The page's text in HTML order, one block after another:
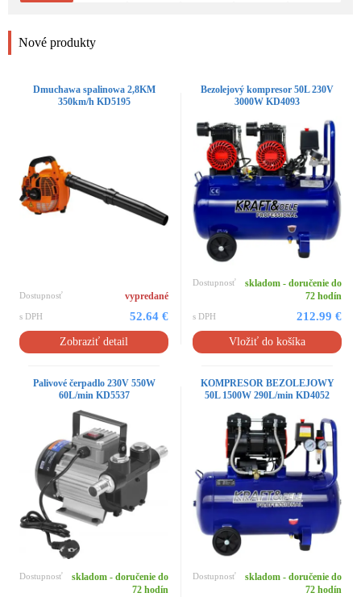
Nové produkty
Dmuchawa spalinowa 2,8KM
350km/h KD5195
Dostupnosť vypredané
s DPH 52.64 €
Zobraziť detail
Bezolejový kompresor 50L 230V
3000W KD4093
Dostupnosť
skladom - doručenie do
72 hodín
s DPH 212.99 €
Vložiť do košíka
Palivové čerpadlo 230V 550W
60L/min KD5537
Dostupnosť
skladom - doručenie do
72 hodín
KOMPRESOR BEZOLEJOWY
50L 1500W 290L/min KD4052
Dostupnosť
skladom - doručenie do
72 hodín